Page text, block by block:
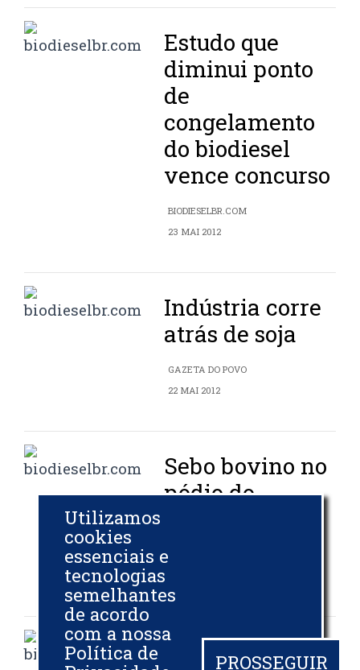
Estudo que
diminui ponto
de
congelamento
do biodiesel
vence concurso
BIODIESELBR.COM
23 MAI 2012
Indústria corre
atrás de soja
GAZETA DO POVO
22 MAI 2012
Sebo bovino no
pódio do
Tabaco
Utilizamos
cookies
essenciais e
tecnologias
semelhantes
de acordo
com a nossa
Política de
PROSSEGUIR